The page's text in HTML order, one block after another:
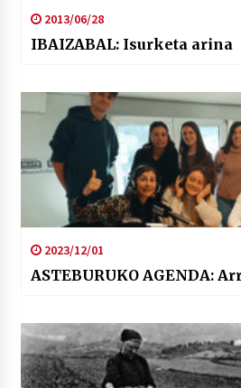
2013/06/28
IBAIZABAL: Isurketa arina
2023/12/01
ASTEBURUKO AGENDA: